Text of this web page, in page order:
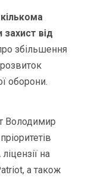
від
збільшення
оборони.
Володимир
на
а також